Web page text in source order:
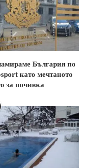
България по
като мечтаното
за почивка